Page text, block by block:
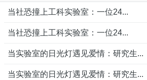
当社恐撞上工科实验室：一位24...
当社恐撞上工科实验室：一位24...
当实验室的日光灯遇见爱情：研究生...
当实验室的日光灯遇见爱情：研究生...